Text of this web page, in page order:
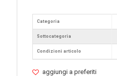
Categoria
Sottocategoria
Condizioni articolo
aggiungi a preferiti